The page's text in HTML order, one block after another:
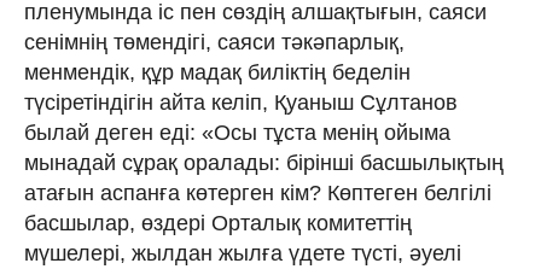
пленумында іс пен сөздің алшақтығын, саяси
сенімнің төмендігі, саяси тәкәпарлық,
менмендік, құр мадақ биліктің беделін
түсіретіндігін айта келіп, Қуаныш Сұлтанов
былай деген еді: «Осы тұста менің ойыма
мынадай сұрақ оралады: бірінші басшылықтың
атағын аспанға көтерген кім? Көптеген белгілі
басшылар, өздері Орталық комитеттің
мүшелері, жылдан жылға үдете түсті, әуелі